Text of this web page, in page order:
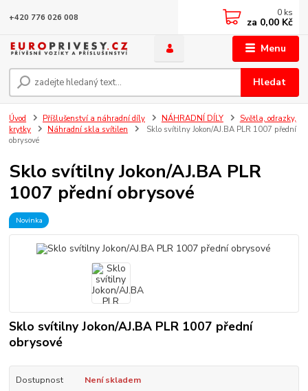
Menu
Hledat
+420 776 026 008 0 ks
za 0,00 Kč
Úvod Příšlušenství a náhradní díly NÁHRADNÍ DÍLY
Světla, odrazky,
krytky
Náhradní skla svítilen
Sklo svítilny Jokon/AJ.BA PLR 1007 přední
obrysové
Sklo svítilny Jokon/AJ.BA PLR
1007 přední obrysové
Novinka
Sklo svítilny Jokon/AJ.BA PLR 1007 přední
obrysové
Dostupnost Není skladem